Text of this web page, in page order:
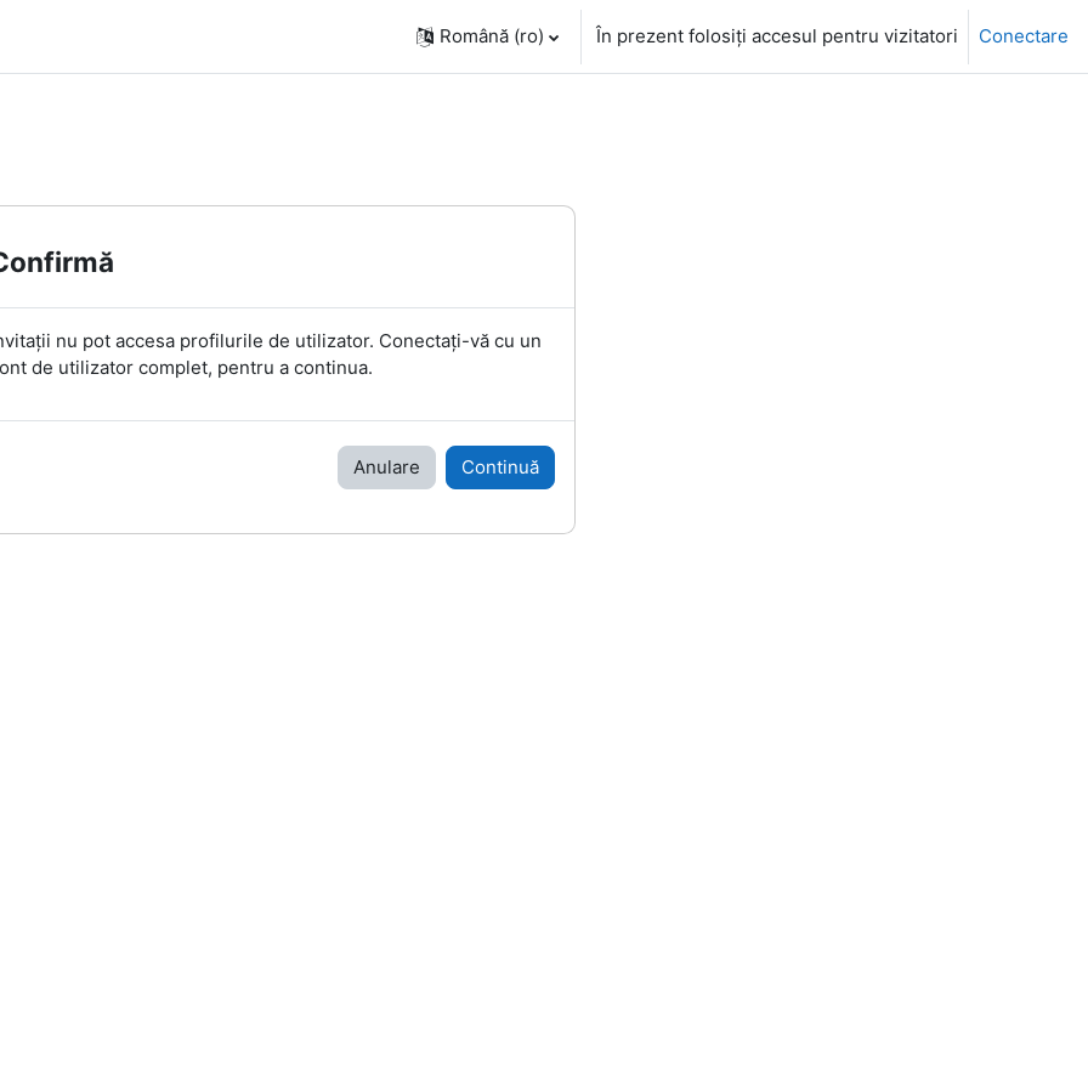
Română ‎(ro)‎ În prezent folosiți accesul pentru vizitatori Conectare
nu pot accesa profilurile de utilizator. Conectați-vă cu un
de utilizator complet, pentru a continua.
Anulare Continuă